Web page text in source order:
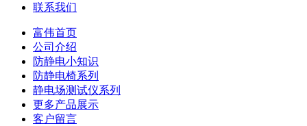
联系我们
富伟首页
公司介绍
防静电小知识
防静电椅系列
静电场测试仪系列
更多产品展示
客户留言